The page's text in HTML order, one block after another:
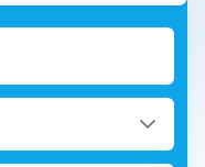
szkoleniowe